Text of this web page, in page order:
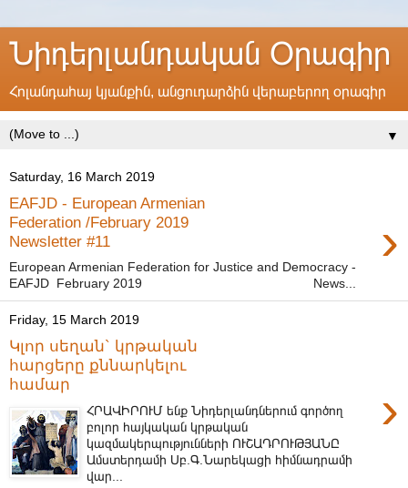
Նիդերլանդական Օրագիր
Հոլանդահայ կյանքին, անցուդարձին վերաբերող օրագիր
▼
Saturday, 16 March 2019
EAFJD - European Armenian
Federation /February 2019
Newsletter #11
›
European Armenian Federation for Justice and Democracy -
EAFJD February 2019 News...
Friday, 15 March 2019
Կլոր սեղան` կրթական
հարցերը քննարկելու
համար
›
ՀՐԱՎԻՐՈՒՄ ենք Նիդերլանդներում գործող
բոլոր հայկական կրթական
կազմակերպությունների ՈՒՇԱԴՐՈՒԹՅԱՆԸ
Ամստերդամի Սբ.Գ.Նարեկացի հիմնադրամի
վար...